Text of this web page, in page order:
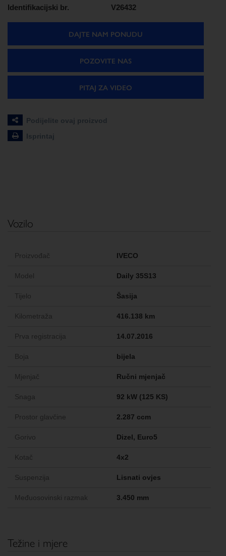
Identifikacijski br.
V26432
DAJTE NAM PONUDU
POZOVITE NAS
PITAJ ZA VIDEO
Podijelite ovaj proizvod
Isprintaj
Vozilo
Proizvođač IVECO
Model Daily 35S13
Tijelo Šasija
Kilometraža 416.138 km
Prva registracija 14.07.2016
Boja bijela
Mjenjač Ručni mjenjač
Snaga 92 kW (125 KS)
Prostor glavčine 2.287 ccm
Gorivo Dizel, Euro5
Kotač 4x2
Suspenzija Lisnati ovjes
Međuosovinski razmak 3.450 mm
Težine i mjere